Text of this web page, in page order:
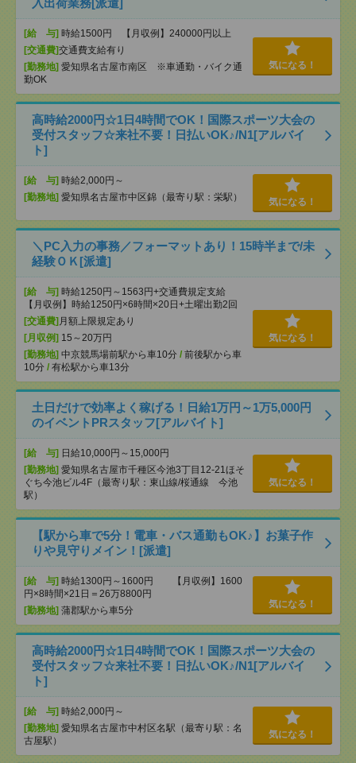
入出荷業務[派遣]
[給 与] 時給1500円 【月収例】240000円以上
[交通費]交通費支給有り
[勤務地] 愛知県名古屋市南区 ※車通勤・バイク通
勤OK
気になる！
高時給2000円☆1日4時間でOK！国際スポーツ大会の
受付スタッフ☆来社不要！日払いOK♪/N1[アルバイ
ト]
[給 与] 時給2,000円～
[勤務地] 愛知県名古屋市中区錦（最寄り駅：栄駅） 気になる！
＼PC入力の事務／フォーマットあり！15時半まで/未
経験ＯＫ[派遣]
[給 与] 時給1250円～1563円+交通費規定支給
【月収例】時給1250円×6時間×20日+土曜出勤2回
[交通費] 月額上限規定あり
[月収例] 15～20万円
[勤務地] 中京競馬場前駅から車10分 / 前後駅から車
10分 / 有松駅から車13分
気になる！
土日だけで効率よく稼げる！日給1万円～1万5,000円
のイベントPRスタッフ[アルバイト]
[給 与] 日給10,000円～15,000円
[勤務地] 愛知県名古屋市千種区今池3丁目12-21ほそ
ぐち今池ビル4F（最寄り駅：東山線/桜通線 今池
駅）
気になる！
【駅から車で5分！電車・バス通勤もOK♪】お菓子作
りや見守りメイン！[派遣]
[給 与] 時給1300円～1600円 【月収例】1600
円×8時間×21日＝26万8800円
[勤務地] 蒲郡駅から車5分
気になる！
高時給2000円☆1日4時間でOK！国際スポーツ大会の
受付スタッフ☆来社不要！日払いOK♪/N1[アルバイ
ト]
[給 与] 時給2,000円～
[勤務地] 愛知県名古屋市中村区名駅（最寄り駅：名
古屋駅）
気になる！